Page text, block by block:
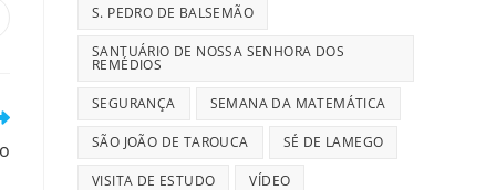
S. PEDRO DE BALSEMÃO
SANTUÁRIO DE NOSSA SENHORA DOS
REMÉDIOS
SEGURANÇA SEMANA DA MATEMÁTICA
SÃO JOÃO DE TAROUCA SÉ DE LAMEGO
VISITA DE ESTUDO VÍDEO